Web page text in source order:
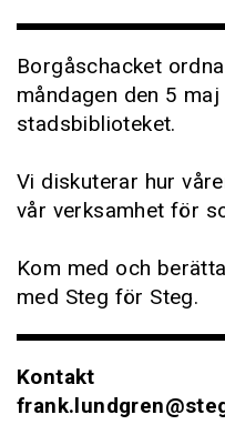
Borgåschacket
måndagen den 5
stadsbiblioteket.
Vi diskuterar hur
vår verksamhet för
Kom med och
med Steg för Steg.
Kontakt